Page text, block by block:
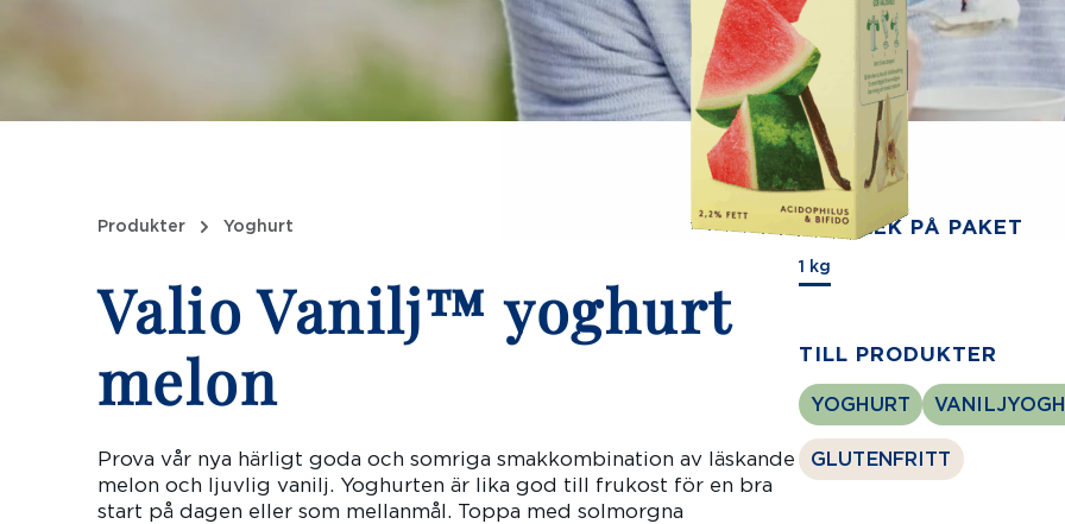
Produkter Yoghurt
Valio Vanilj™ yoghurt
melon
Prova vår nya härligt goda och somriga smakkombination av läskande
melon och ljuvlig vanilj. Yoghurten är lika god till frukost för en bra
start på dagen eller som mellanmål. Toppa med solmorgna
STORLEK PÅ PAKET
1 kg
TILL PRODUKTER
YOGHURT
GLUTENFRITT